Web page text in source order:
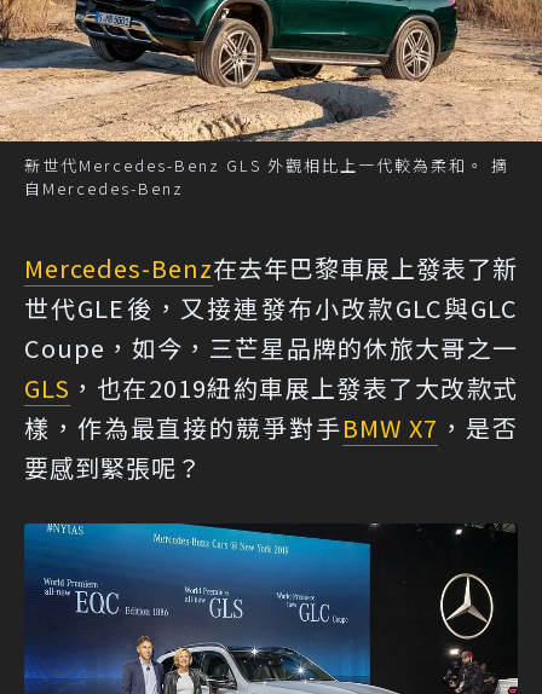
新世代Mercedes-Benz GLS 外觀相比上一代較為柔和。 摘
自Mercedes-Benz
Mercedes-Benz在去年巴黎車展上發表了新
世代GLE後，又接連發布小改款GLC與GLC
Coupe，如今，三芒星品牌的休旅大哥之一
GLS ，也在2019紐約車展上發表了大改款式
樣，作為最直接的競爭對手BMW X7 ，是否
要感到緊張呢？